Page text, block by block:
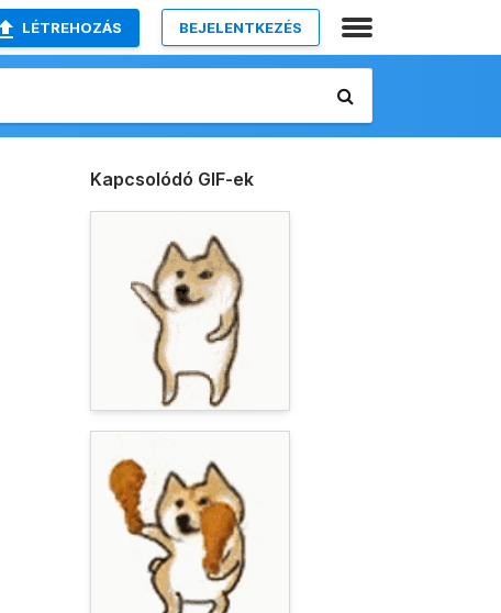
LÉTREHOZÁS BEJELENTKEZÉS
Kapcsolódó GIF-ek